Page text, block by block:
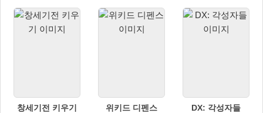
창세기전 키우기 위키드 디펜스 DX: 각성자들